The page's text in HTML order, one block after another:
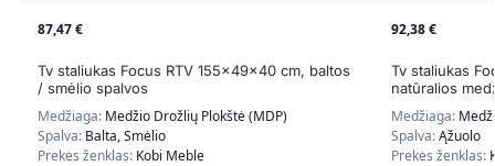
87,47€
Tv staliukas Focus RTV 155x49x40 cm, baltos
/ smėlio spalvos
Medžiaga: Medžio Drožlių Plokštė (MDP)
Spalva: Balta, Smėlio
Prekės ženklas: Kobi Meble
92,38€
Tv staliukas
natūralios
Medžiaga:
Spalva:Ąžuolo
Prekės ženklas: